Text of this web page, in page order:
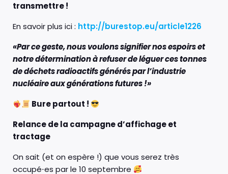
transmettre !
En savoir plus ici : http://burestop.eu/article1226
«Par ce geste, nous voulons signifier nos espoirs et
notre détermination à refuser de léguer ces tonnes
de déchets radioactifs générés par l’industrie
nucléaire aux générations futures !»
Bure partout !
Relance de la campagne d’affichage et
tractage
On sait (et on espère !) que vous serez très
occupé⋅es par le 10 septembre